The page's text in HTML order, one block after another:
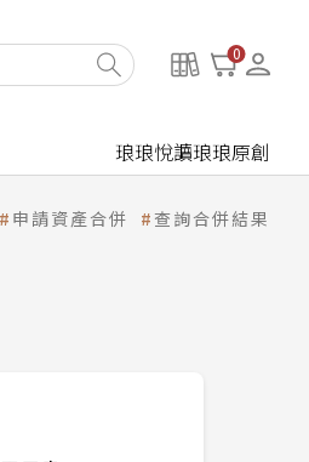
0
琅琅悅讀琅琅原創
申請資產合併 查詢合併結果